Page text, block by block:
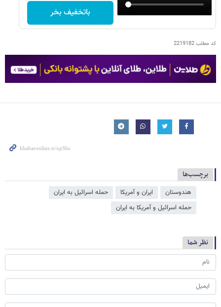
باتخفیف بخر
کد مطلب2219182
برچسب‌ها
هندوستان ایران و آمریکا
حمله اسرائیل به ایران
حمله اسرائیل و آمریکا به ایران
نظر شما